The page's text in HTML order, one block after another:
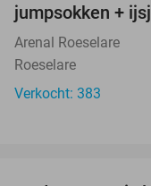
jumpsokken +
Arenal Roeselare
Roeselare
Verkocht: 383